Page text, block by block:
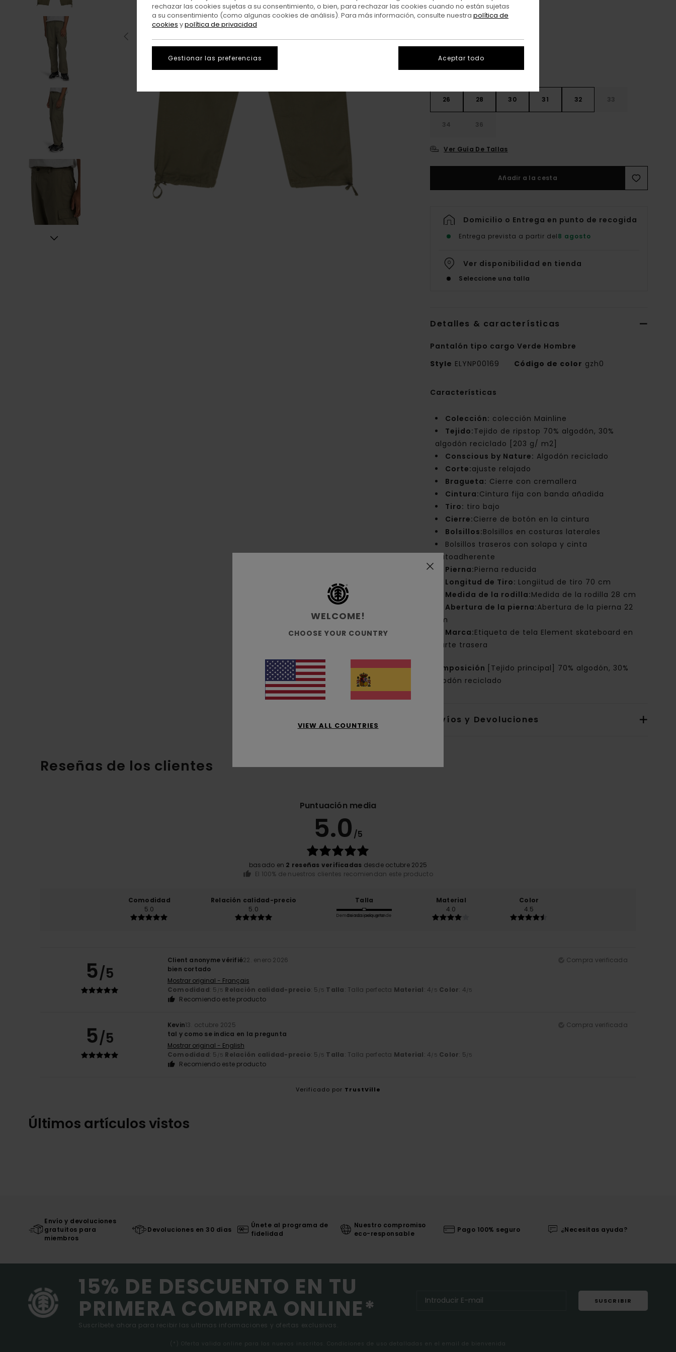
ColorKalamata
26 28 30 31 32 33
34 36
Ver Guía De Tallas
Añadir a la cesta
Domicilio o Entrega en punto de recogida
Entrega prevista a partir del8 agosto
Ver disponibilidad en tienda
Seleccione una talla
Detalles & características
Pantalón tipo cargo Verde Hombre
Style ELYNP00169 Código de color gzh0
Características
Colección: colección Mainline
Tejido:Tejido de ripstop 70% algodón, 30%
algodón reciclado [203 g/ m2]
Conscious by Nature: Algodón reciclado
Corte:ajuste relajado
Bragueta: Cierre con cremallera
Cintura:Cintura fija con banda añadida
Tiro: tiro bajo
Cierre:Cierre de botón en la cintura
Bolsillos:Bolsillos en costuras laterales
Bolsillos traseros con solapa y cinta
autoadherente
Pierna:Pierna reducida
Longitud de Tiro: Longiitud de tiro 70 cm
Medida de la rodilla:Medida de la rodilla 28 cm
Abertura de la pierna:Abertura de la pierna 22
cm
Marca:Etiqueta de tela Element skateboard en
parte trasera
Composición
[Tejido principal] 70% algodón, 30%
algodón reciclado
Envíos y Devoluciones
Reseñas de los clientes
Puntuación media
5.0 /5
basado en 2 reseñas verificadas desde octubre 2025
El 100% de nuestros clientes recomiendan este producto
Comodidad
5.0
Relación calidad-precio
5.0
Talla
Demasiado pequeño
Demasiado grande
Material
4.0
Color
4.5
5/5
Client anonyme vérifié22. enero 2026
Compra verificada
bien cortado
Mostrar original - Français
Comodidad: 5 /5 Relación calidad-precio: 5 /5 Talla: Talla perfecta Material: 4/5 Color: 4/5
Recomiendo este producto
5/5
Kevin13. octubre 2025
Compra verificada
tal y como se indica en la pregunta
Mostrar original - English
Comodidad: 5 /5 Relación calidad-precio: 5 /5 Talla: Talla perfecta Material: 4/5 Color: 5/5
Recomiendo este producto
Verificado por TrustVille
Últimos artículos vistos
Envío y devoluciones
gratuitos para
miembros
Devoluciones en 30 días
Únete al programa de
fidelidad
Nuestro compromiso
eco-responsable
Pago 100% seguro ¿Necesitas ayuda?
15% DE DESCUENTO EN TU
PRIMERA COMPRA ONLINE*
Suscríbete ahora para recibir las ultimas informaciones y ofertas exclusivas.
SUSCRIBIR
(*) Oferta valida online para los nuevos inscritos. Condiciones de uso detalladas en el email de bienvenida
WELCOME!
CHOOSE YOUR COUNTRY
VIEW ALL COUNTRIES
rechazar las cookies sujetas a su consentimiento, o bien, para rechazar las cookies cuando no están sujetas
a su consentimiento (como algunas cookies de análisis). Para más información, consulte nuestra política de
cookies ypolítica de privacidad
Gestionar las preferencias Aceptar todo